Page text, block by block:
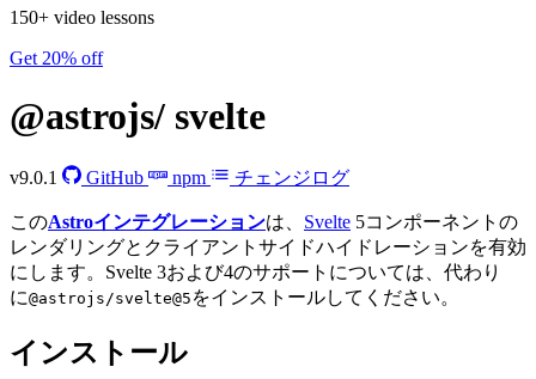
150+ video lessons
Get 20% off
@astrojs/ svelte
v9.0.1 GitHub npm チェンジログ
このAstroインテグレーションは、 Svelte 5コンポーネントの
レンダリングとクライアントサイドハイドレーションを有効
にします。Svelte 3および4のサポートについては、代わり
に@astrojs/svelte@5 をインストールしてください。
インストール